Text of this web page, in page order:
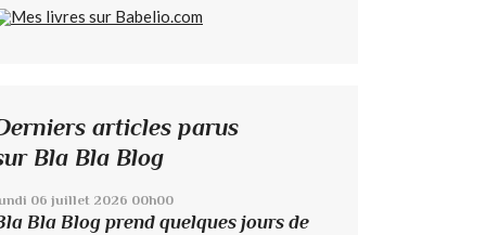
articles parus
Bla Bla Blog
06 juillet 2026 00h00
Bla Blog prend quelques jours de